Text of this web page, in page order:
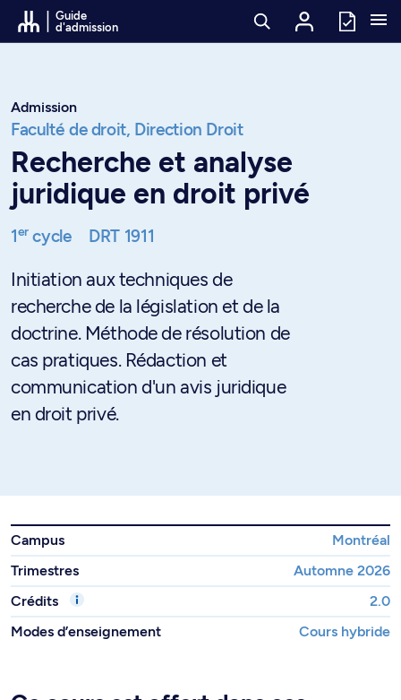
Passer au contenu
Guide
d'admission
Admission
Faculté de droit, Direction Droit
Recherche et analyse
juridique en droit privé
1ercycle DRT 1911
Initiation aux techniques de
recherche de la législation et de la
doctrine. Méthode de résolution de
cas pratiques. Rédaction et
communication d'un avis juridique
en droit privé.
Campus
Montréal
Trimestres
Automne 2026
Crédits
2.0
Modes d’enseignement
Cours hybride